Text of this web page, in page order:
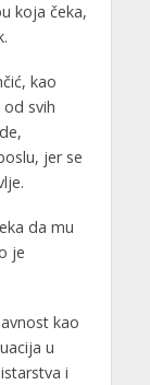
koja čeka,
kao
svih
jer se
da mu
je
kao
u
i